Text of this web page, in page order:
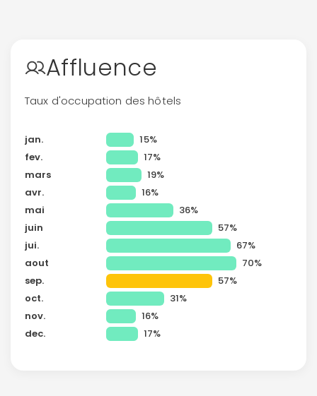
Affluence
Taux d'occupation des hôtels
jan.
15%
fev.
17%
mars
19%
avr.
16%
mai
36%
juin
57%
jui.
67%
aout
70%
sep.
57%
oct.
31%
nov.
16%
dec.
17%
confidentialité.